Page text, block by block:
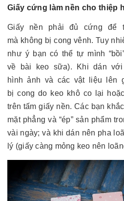
Giấy cứng làm nền cho thiệp
Giấy nền phải đủ cứng để
mà không bị cong vênh. Tuy
như ý bạn có thể tự mình
về bài keo sữa). Khi dán
hình ảnh và các vật liệu lên
bị cong do keo khô co lại
trên tấm giấy nền. Các bạn
mặt phẳng và “ép” sản phẩm
vài ngày; và khi dán nên pha
lý (giấy càng mỏng keo nên